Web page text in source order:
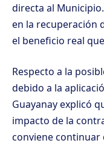
directa al
en la recuperación
el beneficio real
Respecto a la
debido a la
Guayanay explicó
impacto de la
conviene continuar